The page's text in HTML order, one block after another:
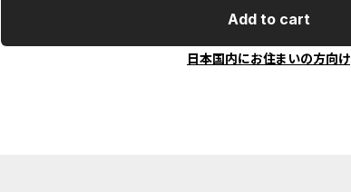
Add to cart
日本国内にお住まいの方向け